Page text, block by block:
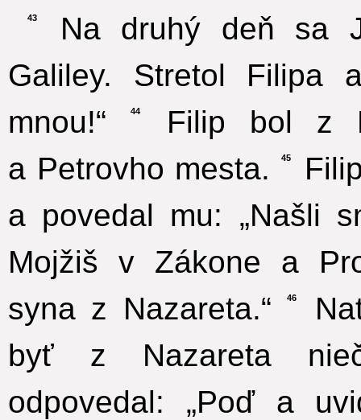
43
Na druhý deň sa
Galiley. Stretol Filipa
mnou!“
44
Filip bol z
a Petrovho mesta.
45
a povedal mu: „Našli
Mojžiš v Zákone a
syna z Nazareta.“
46
byť z Nazareta
odpovedal: „Poď a